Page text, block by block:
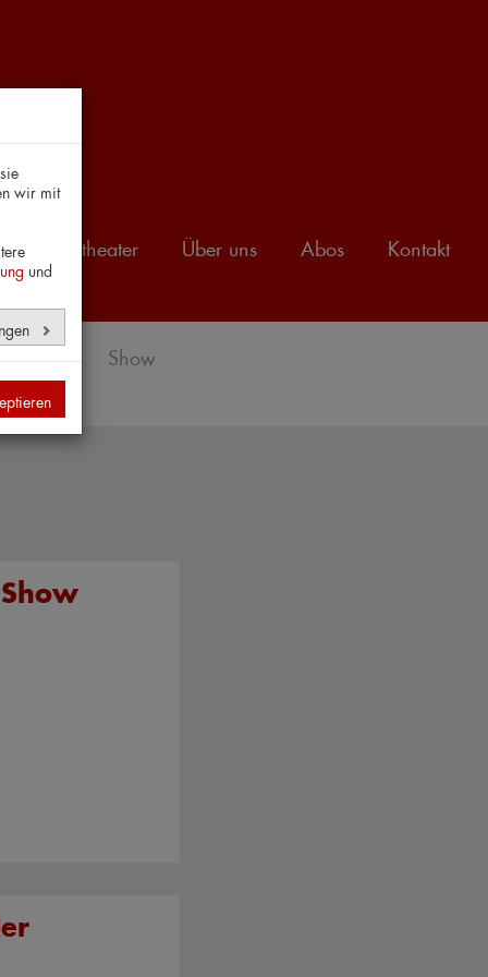
Show
Amateurtheater Über uns Abos Kontakt
Show
wir mit
und